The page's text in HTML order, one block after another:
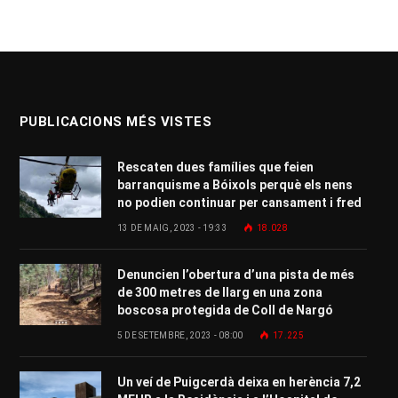
PUBLICACIONS MÉS VISTES
Rescaten dues famílies que feien
barranquisme a Bóixols perquè els nens
no podien continuar per cansament i fred
13 DE MAIG, 2023 - 19:33 18.028
Denuncien l’obertura d’una pista de més
de 300 metres de llarg en una zona
boscosa protegida de Coll de Nargó
5 DE SETEMBRE, 2023 - 08:00 17.225
Un veí de Puigcerdà deixa en herència 7,2